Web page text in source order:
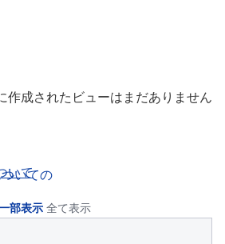
作成されたビューはまだありません
いて
部表示 全て表示